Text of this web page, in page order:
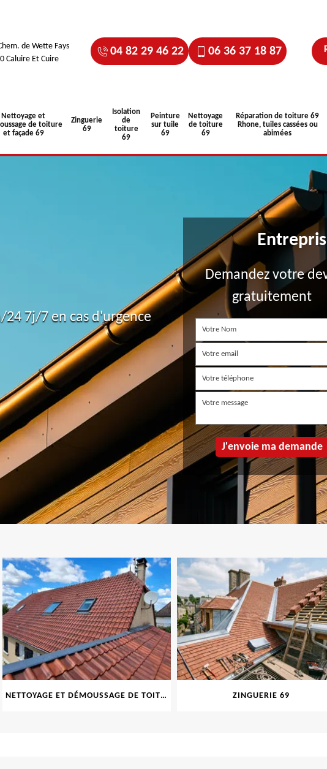
de Wette Fays
Caluire Et Cuire
04 82 29 46 22 06 36 37 18 87
Nettoyage et
de toiture
et façade 69
Zinguerie
69
Isolation
de
toiture
69
Peinture
sur tuile
69
Nettoyage
de toiture
69
Réparation de toiture 69
Rhone, tuiles cassées ou
abimées
24 7j/7 en cas d'urgence
Demandez votre
gratuitement
NETTOYAGE ET DÉMOUSSAGE DE TOITURE ET FAÇADE 69 ZINGUERIE 69